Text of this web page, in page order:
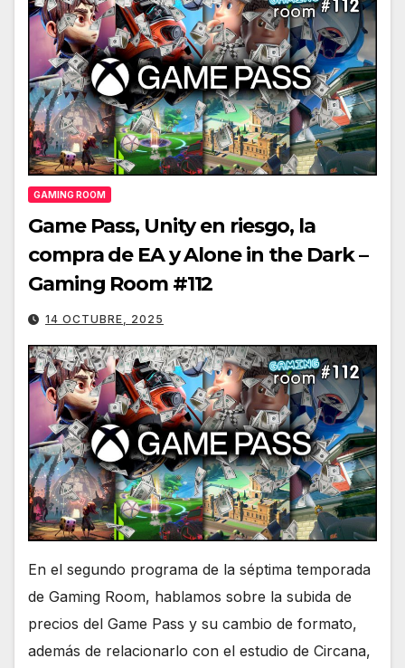
GAMING ROOM
Game Pass, Unity en riesgo, la
compra de EA y Alone in the Dark –
Gaming Room #112
14 OCTUBRE, 2025
En el segundo programa de la séptima temporada
de Gaming Room, hablamos sobre la subida de
precios del Game Pass y su cambio de formato,
además de relacionarlo con el estudio de Circana,